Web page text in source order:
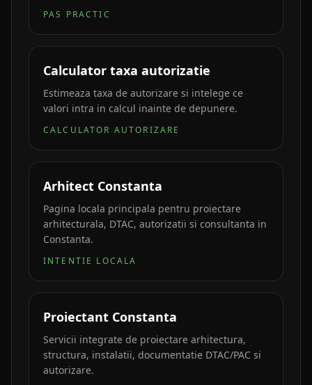
PAS PRACTIC
Calculator taxa autorizatie
Estimeaza taxa de autorizare si intelege ce
valori intra in calcul inainte de depunere.
CALCULATOR AUTORIZARE
Arhitect Constanta
Pagina locala principala pentru proiectare
arhitecturala, DTAC, autorizatii si consultanta in
Constanta.
INTENTIE LOCALA
Proiectant Constanta
Servicii integrate de proiectare arhitectura,
structura, instalatii, documentatie DTAC/PAC si
autorizare.